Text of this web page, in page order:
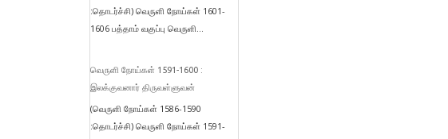
:தொடர்ச்சி) வெருளி நோய்கள் 1601-
1606 பத்தாம் வகுப்பு வெருளி...
வெருளி நோய்கள் 1591-1600 :
இலக்குவனார் திருவள்ளுவன்
(வெருளி நோய்கள் 1586-1590
:தொடர்ச்சி) வெருளி நோய்கள் 1591-